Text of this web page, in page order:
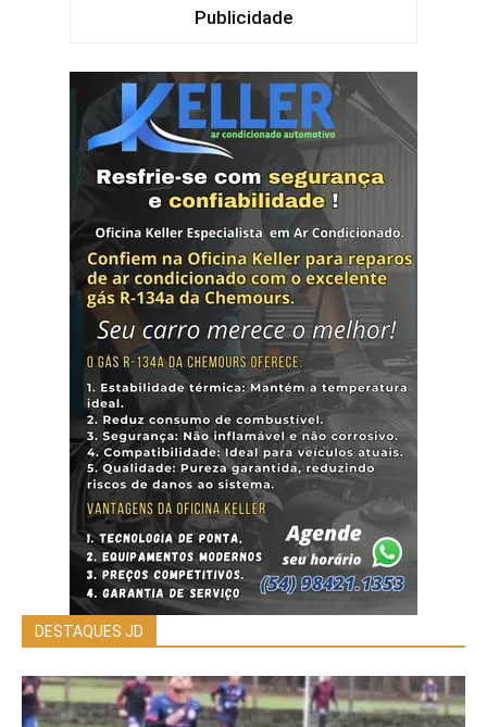
Publicidade
DESTAQUES JD